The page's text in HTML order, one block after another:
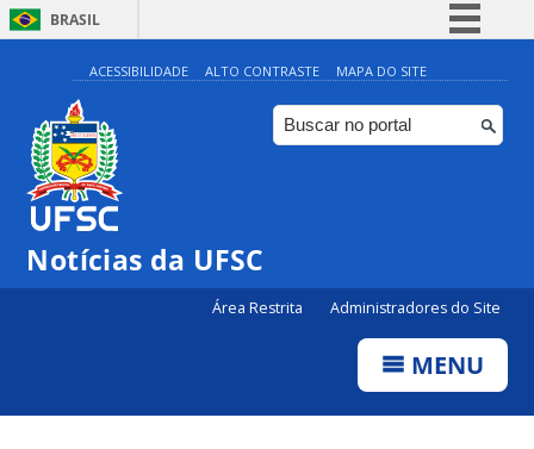
BRASIL
Simplifique!
Comunica BR
Participe
ACESSIBILIDADE ALTO CONTRASTE MAPA DO SITE
Notícias da UFSC
Área Restrita Administradores do Site
MENU